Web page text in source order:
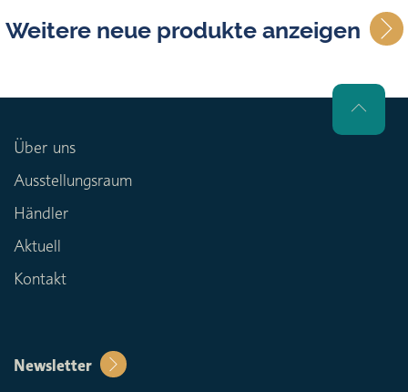
Weitere neue produkte anzeigen
Über uns
Ausstellungsraum
Händler
Aktuell
Kontakt
Newsletter